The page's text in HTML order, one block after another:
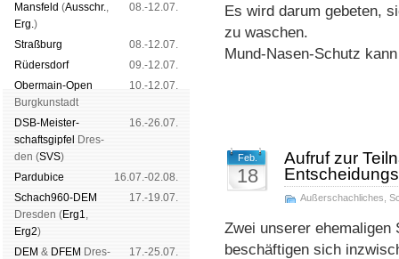
Mans­feld (Aus­schr.,
Erg.)
08.-12.07.
Straß­burg
08.-12.07.
Rüders­dorf
09.-12.07.
Ober­main-Open
Burg­kun­stadt
10.-12.07.
DSB-Meister­
schafts­gipfel
Dres­
den (SVS)
16.-26.07.
Pardu­bice
16.07.-02.08.
Schach960-DEM
Dres­den (Erg1,
Erg2)
17.-19.07.
DEM & DFEM Dres­
17.-25.07.
Es wird darum gebeten,
zu waschen.
Mund-Nasen-Schutz
Feb.
18
Aufruf zur
Außerschachliches
Zwei unserer ehemaligen
beschäftigen sich